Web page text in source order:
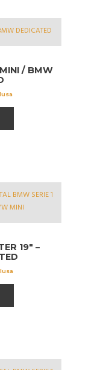
MINI / BMW
19″ –